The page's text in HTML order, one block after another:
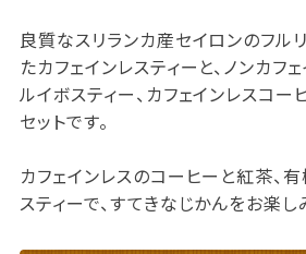
良質なスリランカ産セイロンのフル
たカフェインレスティーと、ノンカフ
ルイボスティー、カフェインレスコ
セットです。
カフェインレスのコーヒーと紅茶、
スティーで、すてきなじかんをお楽し